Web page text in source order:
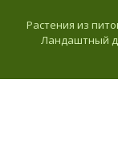
Растения из
Ландаштный